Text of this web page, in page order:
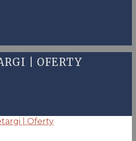
| OFERTY
| Oferty